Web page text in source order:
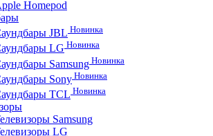
Homepod
JBL Новинка
LG Новинка
SamsungНовинка
Sony Новинка
TCL Новинка
Samsung
LG